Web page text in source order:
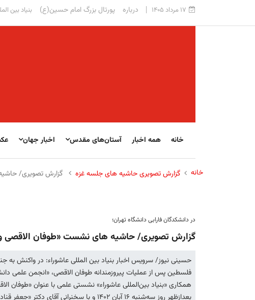
۱۷ مرداد ۱۴۰۵ درباره پورتال بزرگ امام حسین(ع) بنیاد بین
خانه همه اخبار آستان‌های مقدس اخبار جهان
خانه گزارش تصویری حاشیه های جلسه غزه گزارش تصویری/
در دانشکدگان فارابی دانشگاه تهران؛
گزارش تصویری/ حاشیه های نشست «طوفان الاقصی و
حسینی نیوز/ سرویس اخبار بنیاد بین المللی عاشوراء: در واکنش به
فلسطین پس از عملیات پیروزمندانه طوفان الاقصی، «انجمن علمی
همکاری «بنیاد بین‌المللی عاشوراء» نشستی علمی با عنوان «طوفان
بعدازظهر روز سه‌شنبه ۱۶ آبان ۱۴۰۲ و با